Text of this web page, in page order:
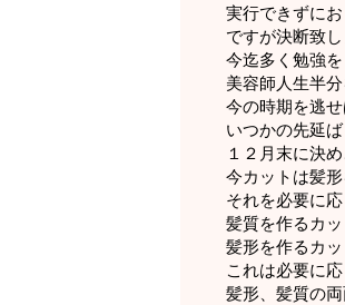
実行できずにお
ですが決断致し
今迄多く勉強
美容師人生半
今の時期を逃
いつかの先延
１２月末に決
今カットは髪
それを必要に
髪質を作るカ
髪形を作るカ
これは必要に
髪形、髪質の両